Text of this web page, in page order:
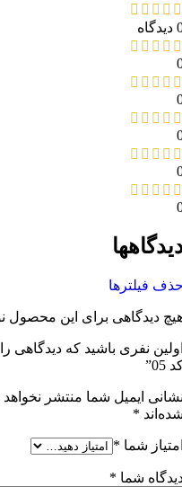
فیلترها
دیدگاهی برای این محصول
نفری باشید که
05”
ایمیل شما منتشر
*
شما *
شما *